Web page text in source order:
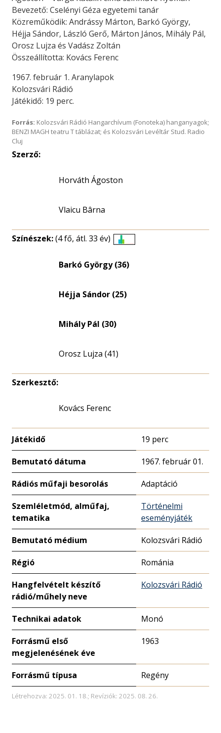
Bevezető: Cselényi Géza egyetemi tanár
Közreműködik: Andrássy Márton, Barkó György,
Héjja Sándor, László Gerő, Márton János, Mihály Pál,
Orosz Lujza és Vadász Zoltán
Összeállította: Kovács Ferenc
1967. február 1. Aranylapok
Kolozsvári Rádió
Játékidő: 19 perc.
Forrás: Kolozsvári Rádió Hangarchívum (Fonoteka) hanganyagok;
BENZI MAGH teatru T táblázat; és Kolozsvári Levéltár Stud. Radio
Cluj
Szerző:
Horváth Ágoston
Vlaicu Bârna
Színészek:(4 fő, átl. 33 év)
eloszlás
Barkó György (36)
Héjja Sándor (25)
Mihály Pál (30)
Orosz Lujza (41)
Szerkesztő:
Kovács Ferenc
Játékidő 19 perc
Bemutató dátuma 1967. február 01.
Rádiós műfaji besorolás Adaptáció
Szemléletmód, alműfaj,
tematika
Történelmi
eseményjáték
Bemutató médium Kolozsvári Rádió
Régió Románia
Hangfelvételt készítő
rádió/műhely neve
Kolozsvári Rádió
Technikai adatok Monó
Forrásmű első
megjelenésének éve
1963
Forrásmű típusa Regény
Létrehozva: 2025. 01. 18.; Revíziók: 2025. 08. 26.